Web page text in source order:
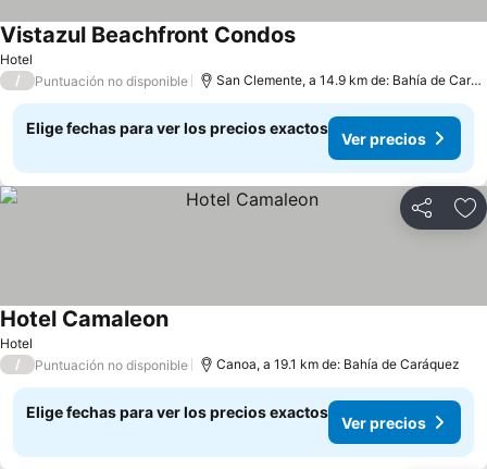
Hotel
Vistazul Beachfront CondosVer precios
/ Puntuación no disponible San Clemente, a 14.9 km de: Bahía de
Elige fechas para ver los precios exactos
Ver precios
Compartir
Hotel
Hotel CamaleonVer precios
/ Puntuación no disponible Canoa, a 19.1 km de: Bahía de Caráquez
Elige fechas para ver los precios exactos
Ver precios